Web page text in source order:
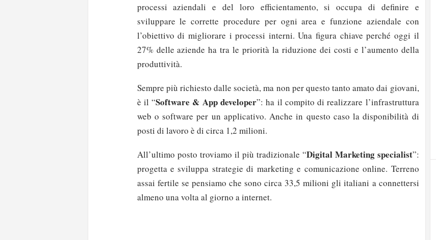
processi aziendali e del loro efficientamento, si occupa di definire e
sviluppare le corrette procedure per ogni area e funzione aziendale con
l’obiettivo di migliorare i processi interni. Una figura chiave perché oggi il
27% delle aziende ha tra le priorità la riduzione dei costi e l’aumento della
produttività.
Sempre più richiesto dalle società, ma non per questo tanto amato dai giovani,
è il “Software & App developer”: ha il compito di realizzare l’infrastruttura
web o software per un applicativo. Anche in questo caso la disponibilità di
posti di lavoro è di circa 1,2 milioni.
All’ultimo posto troviamo il più tradizionale “Digital Marketing specialist”:
progetta e sviluppa strategie di marketing e comunicazione online. Terreno
assai fertile se pensiamo che sono circa 33,5 milioni gli italiani a connettersi
almeno una volta al giorno a internet.